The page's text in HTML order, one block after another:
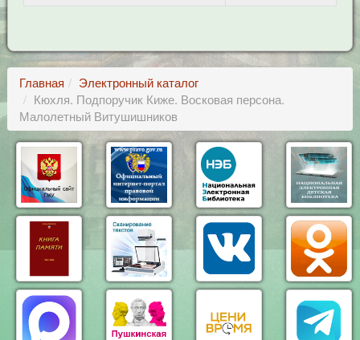
Главная
Электронный каталог
Кюхля. Подпоручик Киже. Восковая персона.
Малолетный Витушишников